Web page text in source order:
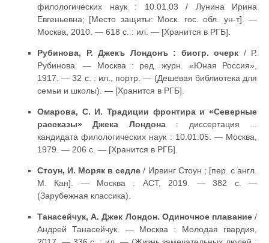
филологических наук : 10.01.03 / Лунина Ирина
Евгеньевна; [Место защиты: Моск. гос. обл. ун-т]. —
Москва, 2010. — 618 с. : ил. — [Хранится в РГБ].
Рубинова, Р. Джекъ Лондонъ : биогр. очерк / Р.
Рубинова. — Москва : ред. журн. «Юная Россия»,
1917. — 32 с. : ил., портр. — (Дешевая библиотека для
семьи и школы). — [Хранится в РГБ].
Омарова, С. И. Традиции фронтира и «Северные
рассказы» Джека Лондона: диссертация ...
кандидата филологических наук : 10.01.05. — Москва,
1979. — 206 с. — [Хранится в РГБ].
Стоун, И. Моряк в седле/ Ирвинг Стоун ; [пер. с англ.
М. Кан]. — Москва : АСТ, 2019. — 382 с. —
(Зарубежная классика).
Танасейчук, А. Джек Лондон. Одиночное плавание/
Андрей Танасейчук. — Москва : Молодая гвардия,